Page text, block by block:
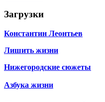
Загрузки
Константин Леонтьев
Лишить жизни
Нижегородские сюжеты
Азбука жизни